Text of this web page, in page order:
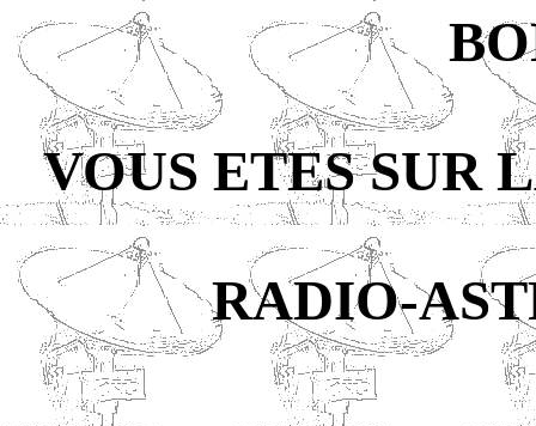
VOUS ETES SUR
RADIO-